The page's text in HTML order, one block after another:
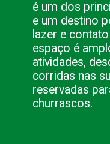
é um dos
e um destino
lazer e
espaço é
atividades,
corridas nas
reservadas
churrascos.